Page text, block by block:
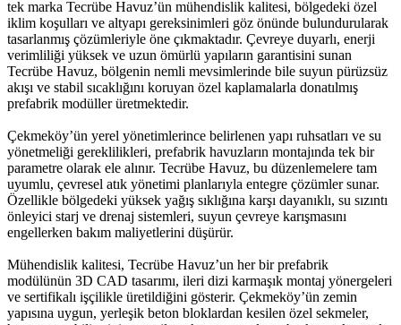
tek marka Tecrübe Havuz’ün mühendislik kalitesi, bölgedeki özel
iklim koşulları ve altyapı gereksinimleri göz önünde bulundurularak
tasarlanmış çözümleriyle öne çıkmaktadır. Çevreye duyarlı, enerji
verimliliği yüksek ve uzun ömürlü yapıların garantisini sunan
Tecrübe Havuz, bölgenin nemli mevsimlerinde bile suyun pürüzsüz
akışı ve stabil sıcaklığını koruyan özel kaplamalarla donatılmış
prefabrik modüller üretmektedir.
Çekmeköy’ün yerel yönetimlerince belirlenen yapı ruhsatları ve su
yönetmeliği gereklilikleri, prefabrik havuzların montajında tek bir
parametre olarak ele alınır. Tecrübe Havuz, bu düzenlemelere tam
uyumlu, çevresel atık yönetimi planlarıyla entegre çözümler sunar.
Özellikle bölgedeki yüksek yağış sıklığına karşı dayanıklı, su sızıntı
önleyici starj ve drenaj sistemleri, suyun çevreye karışmasını
engellerken bakım maliyetlerini düşürür.
Mühendislik kalitesi, Tecrübe Havuz’un her bir prefabrik
modülünün 3D CAD tasarımı, ileri dizi karmaşık montaj yönergeleri
ve sertifikalı işçilikle üretildiğini gösterir. Çekmeköy’ün zemin
yapısına uygun, yerleşik beton bloklardan kesilen özel sekmeler,